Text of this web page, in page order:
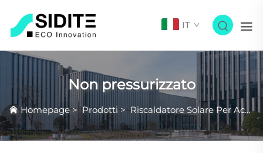
IT
Non pressurizzato
Homepage>Prodotti>Riscaldatore Solare Per Acqua